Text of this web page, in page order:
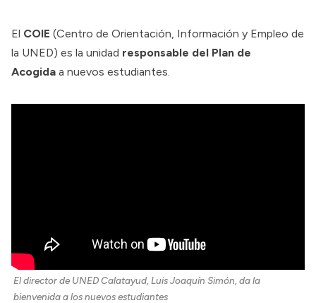
El COIE (Centro de Orientación, Información y Empleo de
la UNED) es la unidad responsable del Plan de
Acogida a nuevos estudiantes.
El director de UNED Calatayud, Luis Joaquín Simón, da la
bienvenida a los nuevos estudiantes